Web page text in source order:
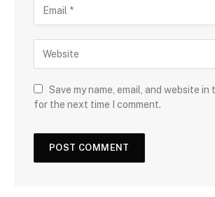
Save my name, email, and website in
for the next time I comment.